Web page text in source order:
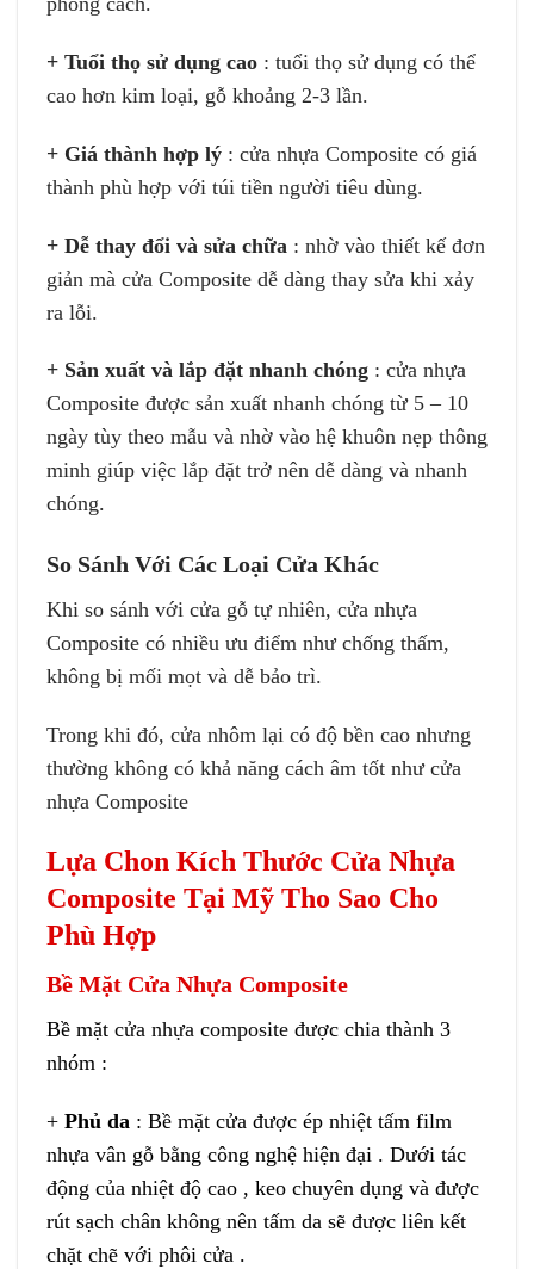
+ Tuổi thọ sử dụng cao : tuổi thọ sử dụng có thể
cao hơn kim loại, gỗ khoảng 2-3 lần.
+ Giá thành hợp lý : cửa nhựa Composite có giá
thành phù hợp với túi tiền người tiêu dùng.
+ Dễ thay đổi và sửa chữa : nhờ vào thiết kế đơn
giản mà cửa Composite dễ dàng thay sửa khi xảy
ra lỗi.
+ Sản xuất và lắp đặt nhanh chóng : cửa nhựa
Composite được sản xuất nhanh chóng từ 5 – 10
ngày tùy theo mẫu và nhờ vào hệ khuôn nẹp thông
minh giúp việc lắp đặt trở nên dễ dàng và nhanh
chóng.
So Sánh Với Các Loại Cửa Khác
Khi so sánh với cửa gỗ tự nhiên, cửa nhựa
Composite có nhiều ưu điểm như chống thấm,
không bị mối mọt và dễ bảo trì.
Trong khi đó, cửa nhôm lại có độ bền cao nhưng
thường không có khả năng cách âm tốt như cửa
nhựa Composite
Lựa Chon Kích Thước Cửa Nhựa
Composite Tại Mỹ Tho Sao Cho
Phù Hợp
Bề Mặt Cửa Nhựa Composite
Bề mặt cửa nhựa composite được chia thành 3
nhóm :
+ Phủ da : Bề mặt cửa được ép nhiệt tấm film
nhựa vân gỗ bằng công nghệ hiện đại . Dưới tác
động của nhiệt độ cao , keo chuyên dụng và được
rút sạch chân không nên tấm da sẽ được liên kết
chặt chẽ với phôi cửa .